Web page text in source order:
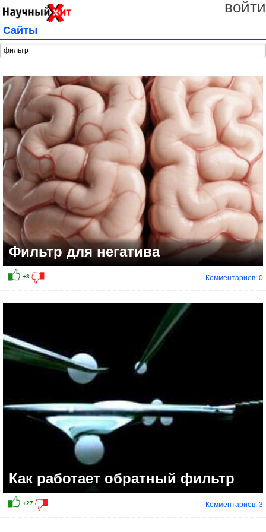
войти
Сайты
Фильтр для негатива
Комментариев: 0
Как работает обратный фильтр
Комментариев: 3